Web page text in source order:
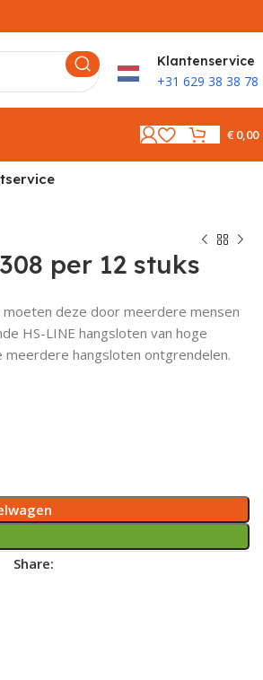
Klantenservice
+31 629 38 38 78
€0,00
per 12 stuks
deze door meerdere mensen
HS-LINE hangsloten van hoge
hangsloten ontgrendelen.
Share: